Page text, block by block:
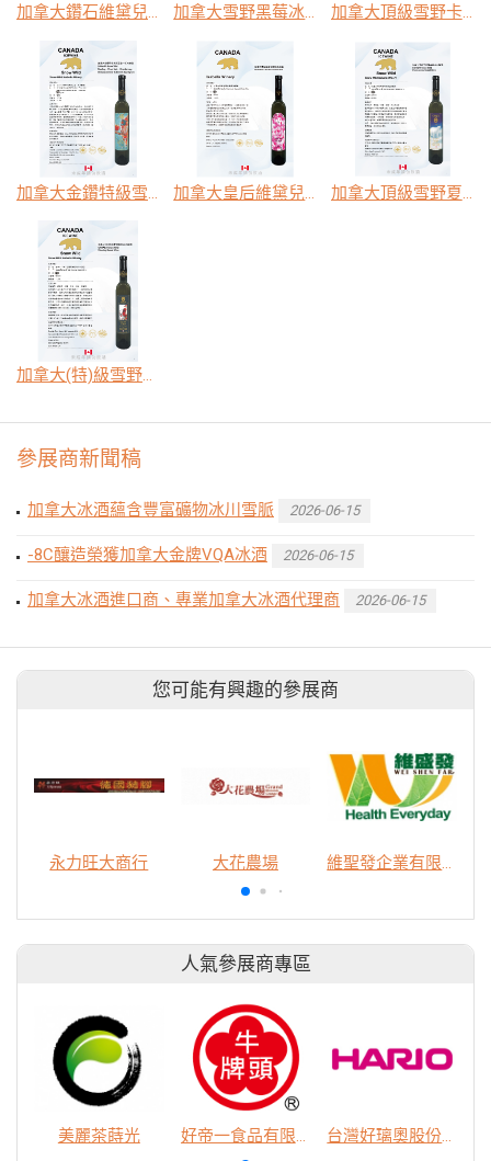
加拿大鑽石維黛兒晚收冰釀酒 加拿大雪野黑莓冰釀酒 加拿大頂級雪野卡本內蘇維翁紅冰釀酒
加拿大金鑽特級雪野五合一紅冰釀酒 加拿大皇后維黛兒晚收冰釀酒 加拿大頂級雪野夏多納白冰釀酒
參展商新聞稿
加拿大冰酒蘊含豐富礦物冰川雪脈 2026-06-15
-8C釀造榮獲加拿大金牌VQA冰酒 2026-06-15
加拿大冰酒進口商、專業加拿大冰酒代理商 2026-06-15
您可能有興趣的參展商
永力旺大商行 大花農場 維聖發企業有限公司
人氣參展商專區
美麗茶蒔光 好帝一食品有限公司 台灣好璃奧股份有限公司